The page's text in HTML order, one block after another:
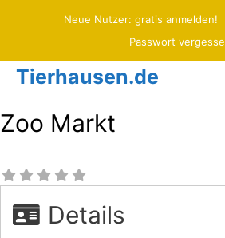
Neue Nutzer: gratis anmelden!
Passwort
Tierhausen.de
Zoo Markt
Details